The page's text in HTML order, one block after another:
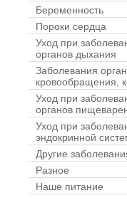
Беременность
Пороки сердца
Уход при
органов дыхания
Заболевания
кровообращения,
Уход при
органов
Уход при
эндокринной
Другие
Разное
Наше питание